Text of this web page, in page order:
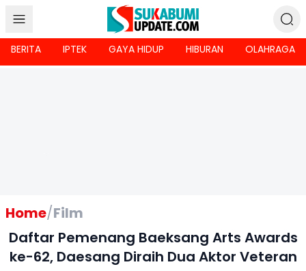
BERITA IPTEK GAYA HIDUP HIBURAN OLAHRAGA
Home/Film
Daftar Pemenang Baeksang Arts Awards
ke-62, Daesang Diraih Dua Aktor Veteran